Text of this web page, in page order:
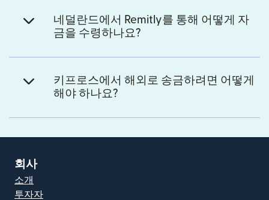
네덜란드에서 Remitly를 통해 어떻게 자
금을 수령하나요?
키프로스에서 해외로 송금하려면 어떻게
해야 하나요?
회사
소개
투자자